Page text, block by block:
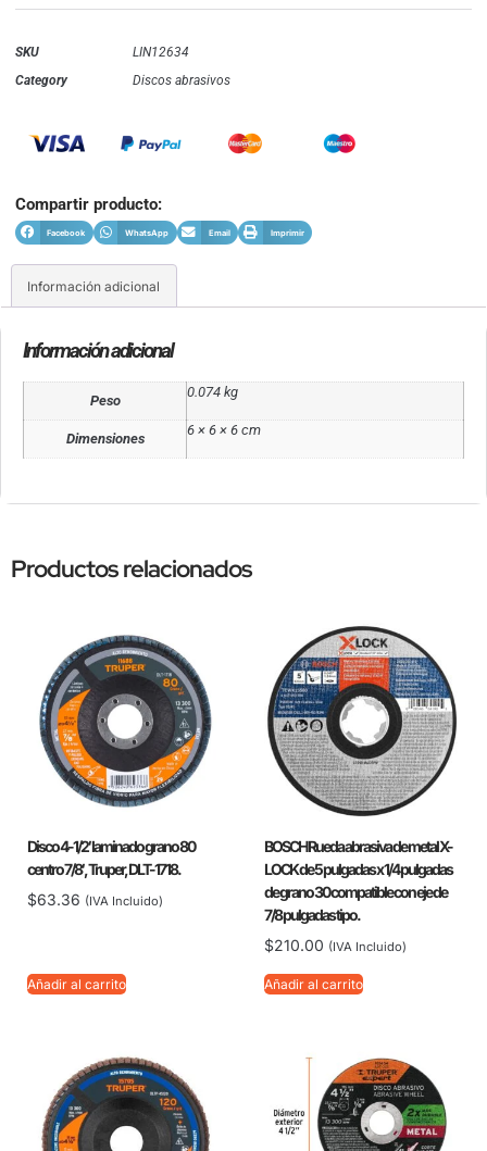
SKU
LIN12634
Category
Discos abrasivos
Compartir producto:
Facebook WhatsApp Email Imprimir
Información adicional
Información adicional
Peso
0.074 kg
Dimensiones
6 × 6 × 6 cm
Productos relacionados
Disco 4-1/2′ laminado grano 80
centro 7/8′, Truper, DLT-1718.
$63.36 (IVA Incluido)
Añadir al carrito
BOSCH Rueda abrasiva de metal X-
LOCK de 5 pulgadas x 1/4 pulgadas
de grano 30 compatible con eje de
7/8 pulgadas tipo.
$210.00 (IVA Incluido)
Añadir al carrito